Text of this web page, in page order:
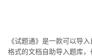
《试题通》是一款可以导
格式的文档自助导入题库，